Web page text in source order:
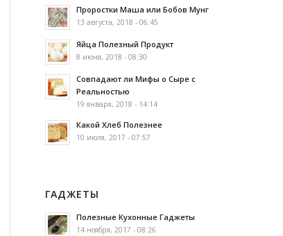
Проростки Маша или Бобов Мунг
13 августа, 2018 - 06:45
Яйца Полезный Продукт
8 июня, 2018 - 08:30
Совпадают ли Мифы о Сыре с
Реальностью
19 января, 2018 - 14:14
Какой Хлеб Полезнее
10 июля, 2017 - 07:57
ГАДЖЕТЫ
Полезные Кухонные Гаджеты
14 ноября, 2017 - 08:26